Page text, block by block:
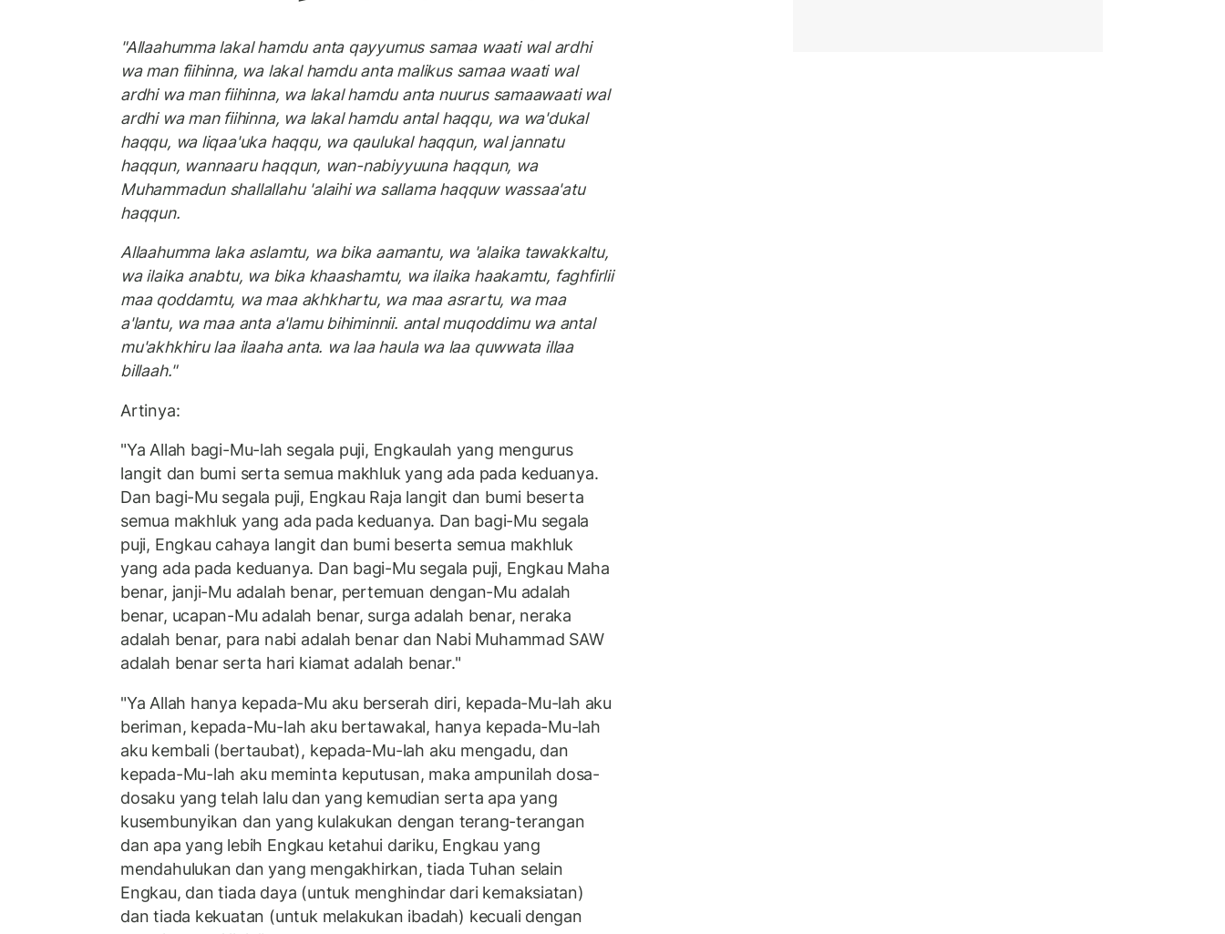
"Allaahumma lakal hamdu anta qayyumus samaa waati wal ardhi
wa man fiihinna, wa lakal hamdu anta malikus samaa waati wal
ardhi wa man fiihinna, wa lakal hamdu anta nuurus samaawaati wal
ardhi wa man fiihinna, wa lakal hamdu antal haqqu, wa wa'dukal
haqqu, wa liqaa'uka haqqu, wa qaulukal haqqun, wal jannatu
haqqun, wannaaru haqqun, wan-nabiyyuuna haqqun, wa
Muhammadun shallallahu 'alaihi wa sallama haqquw wassaa'atu
haqqun.
Allaahumma laka aslamtu, wa bika aamantu, wa 'alaika tawakkaltu,
wa ilaika anabtu, wa bika khaashamtu, wa ilaika haakamtu, faghfirlii
maa qoddamtu, wa maa akhkhartu, wa maa asrartu, wa maa
a'lantu, wa maa anta a'lamu bihiminnii. antal muqoddimu wa antal
mu'akhkhiru laa ilaaha anta. wa laa haula wa laa quwwata illaa
billaah."
Artinya:
"Ya Allah bagi-Mu-lah segala puji, Engkaulah yang mengurus
langit dan bumi serta semua makhluk yang ada pada keduanya.
Dan bagi-Mu segala puji, Engkau Raja langit dan bumi beserta
semua makhluk yang ada pada keduanya. Dan bagi-Mu segala
puji, Engkau cahaya langit dan bumi beserta semua makhluk
yang ada pada keduanya. Dan bagi-Mu segala puji, Engkau Maha
benar, janji-Mu adalah benar, pertemuan dengan-Mu adalah
benar, ucapan-Mu adalah benar, surga adalah benar, neraka
adalah benar, para nabi adalah benar dan Nabi Muhammad SAW
adalah benar serta hari kiamat adalah benar."
"Ya Allah hanya kepada-Mu aku berserah diri, kepada-Mu-lah aku
beriman, kepada-Mu-lah aku bertawakal, hanya kepada-Mu-lah
aku kembali (bertaubat), kepada-Mu-lah aku mengadu, dan
kepada-Mu-lah aku meminta keputusan, maka ampunilah dosa-
dosaku yang telah lalu dan yang kemudian serta apa yang
kusembunyikan dan yang kulakukan dengan terang-terangan
dan apa yang lebih Engkau ketahui dariku, Engkau yang
mendahulukan dan yang mengakhirkan, tiada Tuhan selain
Engkau, dan tiada daya (untuk menghindar dari kemaksiatan)
dan tiada kekuatan (untuk melakukan ibadah) kecuali dengan